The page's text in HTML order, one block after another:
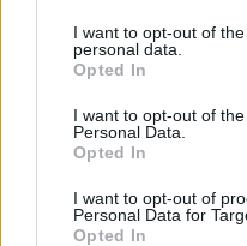
I want to opt-out of
personal data.
Opted In
I want to opt-out of
Personal Data.
Opted In
I want to opt-out of
Personal Data for
Opted In
πρόληψης.
Φωτογραφία: istock